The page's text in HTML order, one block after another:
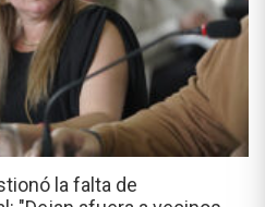
la falta de